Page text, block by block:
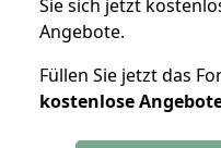
Sie sich jetzt
Angebote.
Füllen Sie jetzt das
kostenlose